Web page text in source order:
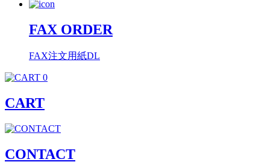
FAX ORDER
FAX注文用紙DL
0
CART
CONTACT